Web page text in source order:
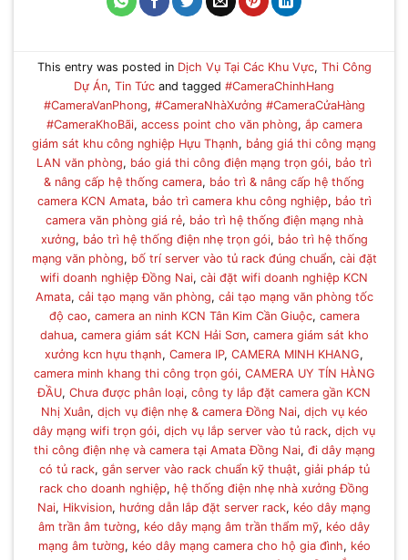
This entry was posted in Dịch Vụ Tại Các Khu Vực, Thi Công
Dự Án, Tin Tức and tagged #CameraChinhHang
#CameraVanPhong, #CameraNhàXưởng #CameraCửaHàng
#CameraKhoBãi, access point cho văn phòng, ắp camera
giám sát khu công nghiệp Hựu Thạnh, bảng giá thi công mạng
LAN văn phòng, báo giá thi công điện mạng trọn gói, bảo trì
& nâng cấp hệ thống camera, bảo trì & nâng cấp hệ thống
camera KCN Amata, bảo trì camera khu công nghiệp, bảo trì
camera văn phòng giá rẻ, bảo trì hệ thống điện mạng nhà
xưởng, bảo trì hệ thống điện nhẹ trọn gói, bảo trì hệ thống
mạng văn phòng, bố trí server vào tủ rack đúng chuẩn, cài đặt
wifi doanh nghiệp Đồng Nai, cài đặt wifi doanh nghiệp KCN
Amata, cải tạo mạng văn phòng, cải tạo mạng văn phòng tốc
độ cao, camera an ninh KCN Tân Kim Cần Giuộc, camera
dahua, camera giám sát KCN Hải Sơn, camera giám sát kho
xưởng kcn hựu thạnh, Camera IP, CAMERA MINH KHANG,
camera minh khang thi công trọn gói, CAMERA UY TÍN HÀNG
ĐẦU, Chưa được phân loại, công ty lắp đặt camera gần KCN
Nhị Xuân, dịch vụ điện nhẹ & camera Đồng Nai, dịch vụ kéo
dây mạng wifi trọn gói, dịch vụ lắp server vào tủ rack, dịch vụ
thi công điện nhẹ và camera tại Amata Đồng Nai, đi dây mạng
có tủ rack, gắn server vào rack chuẩn kỹ thuật, giải pháp tủ
rack cho doanh nghiệp, hệ thống điện nhẹ nhà xưởng Đồng
Nai, Hikvision, hướng dẫn lắp đặt server rack, kéo dây mạng
âm trần âm tường, kéo dây mạng âm trần thẩm mỹ, kéo dây
mạng âm tường, kéo dây mạng camera cho hộ gia đình, kéo